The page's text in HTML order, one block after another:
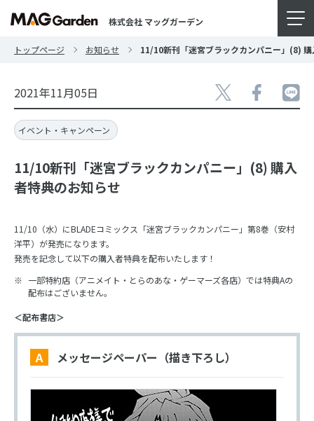
株式会社 マッグガーデン
トップページ お知らせ 11/10新刊「迷宮ブラックカンパニー」(8)
2021年11月05日
イベント・キャンペーン
11/10新刊「迷宮ブラックカンパニー」(8) 購入
者特典のお知らせ
11/10（水）にBLADEコミックス「迷宮ブラックカンパニー」第8巻（安村
洋平）が発売になります。
発売を記念して以下の購入者特典を配布いたします！
一部特約店（アニメイト・とらのあな・ゲーマーズ各店）では特典Aの
配布はございません。
＜配布書店＞
A メッセージペーパー（描き下ろし）